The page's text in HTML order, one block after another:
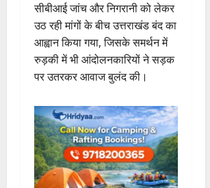
सीबीआई जांच और निगरानी को लेकर
उठ रही मांगों के बीच उत्तराखंड बंद का
आह्वान किया गया, जिसके समर्थन में
रुड़की में भी आंदोलनकारियों ने सड़क
पर उतरकर आवाज बुलंद की।